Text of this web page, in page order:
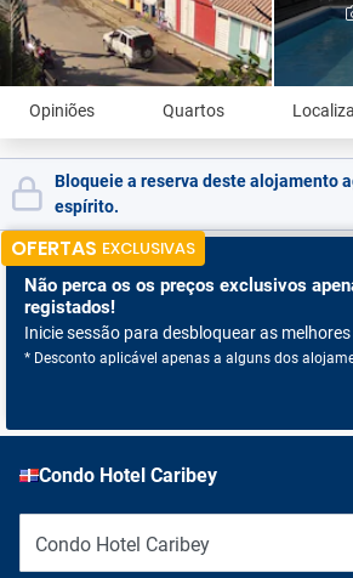
Opiniões Quartos
Bloqueie a reserva deste alojamento
espírito.
OFERTAS EXCLUSIVAS
Não perca os os preços exclusivos
registados!
Inicie sessão para desbloquear as
* Desconto aplicável apenas a alguns dos
Condo Hotel Caribey
Condo Hotel Caribey